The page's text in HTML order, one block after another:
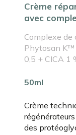
Crème
avec
Complexe
Phytosan K™
0,5 + CICA 1
50ml
Crème
des